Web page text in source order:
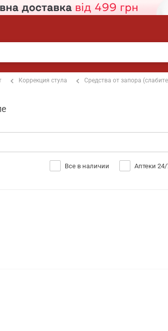
Коррекция стула Средства от запора
Все в наличии Аптеки 24/